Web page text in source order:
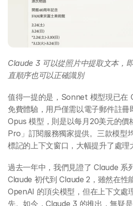
Claude 3 可以從照片中提取文本，
直順序也可以正確識別
值得一提的是，Sonnet 模型現已在
免費體驗，用戶僅需以電子郵件註冊
Opus 模型，則是以每月20美元的價
Pro」訂閱服務獨家提供。三款模型
標記的上下文窗口，大幅提升了處理
過去一年中，我們見證了 Claude 系
Claude 初代到 Claude 2，雖然在性
OpenAI 的頂尖模型，但在上下文處
先。如今，Claude 3 的推出，無疑